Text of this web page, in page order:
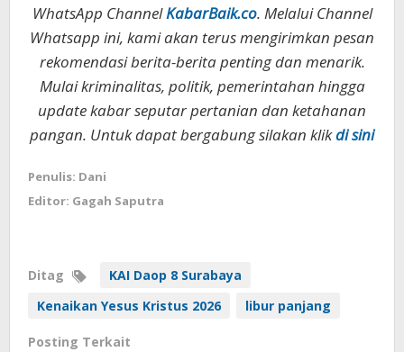
WhatsApp ChannelKabarBaik.co. Melalui Channel
Whatsapp ini, kami akan terus mengirimkan pesan
rekomendasi berita-berita penting dan menarik.
Mulai kriminalitas, politik, pemerintahan hingga
update kabar seputar pertanian dan ketahanan
pangan. Untuk dapat bergabung silakan klikdi sini
Penulis: Dani
Editor: Gagah Saputra
Ditag
KAI Daop 8 Surabaya
Kenaikan Yesus Kristus 2026
libur panjang
Posting Terkait